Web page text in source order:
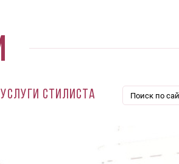
Услуги стилиста